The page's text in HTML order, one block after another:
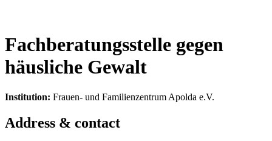
Fachberatungsstelle gegen
häusliche Gewalt
Institution: Frauen- und Familienzentrum Apolda e.V.
Address & contact